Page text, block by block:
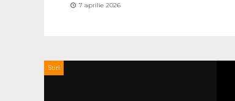
7 aprilie 2026
Stiri